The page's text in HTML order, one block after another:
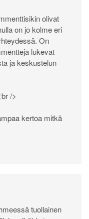
olivat
on jo kolme eri
On
lukevat
ja keskustelun
/>
kertoa mitkä
tuollainen